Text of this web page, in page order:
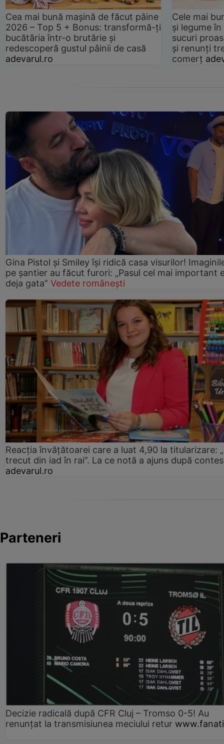
Cea mai bună mașină de făcut pâine
2026 – Top 5 + Bonus: transformă-ți
bucătăria într-o brutărie și
redescoperă gustul pâinii de casă
adevarul.ro
Cele mai
și legume
sucuri
și renunți
comerț
Gina Pistol și Smiley își ridică casa visurilor!
pe șantier au făcut furori: „Pasul cel mai important
deja gata” Vedete românești
Reacția învățătoarei care a luat 4,90 la titularizare:
trecut din iad în rai”. La ce notă a ajuns după
adevarul.ro
Parteneri
Decizie radicală după CFR Cluj – Tromso 0-5! Au
renunțat la transmisiunea meciului retur